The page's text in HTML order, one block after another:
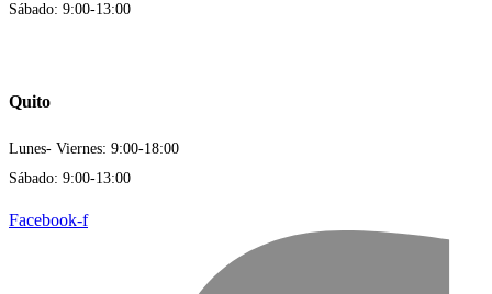
Sábado: 9:00-13:00
Quito
Lunes- Viernes: 9:00-18:00
Sábado: 9:00-13:00
Facebook-f